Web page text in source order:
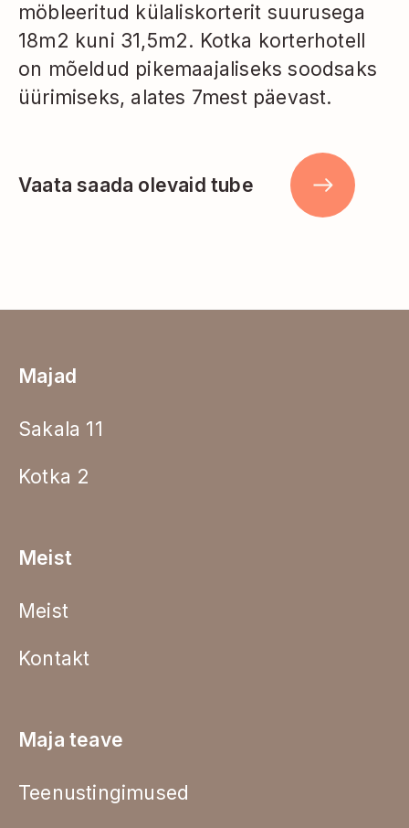
möbleeritud külaliskorterit suurusega
18m2 kuni 31,5m2. Kotka korterhotell
on mõeldud pikemaajaliseks soodsaks
üürimiseks, alates 7mest päevast.
Vaata saada olevaid tube
Majad
Sakala 11
Kotka 2
Meist
Meist
Kontakt
Maja teave
Teenustingimused